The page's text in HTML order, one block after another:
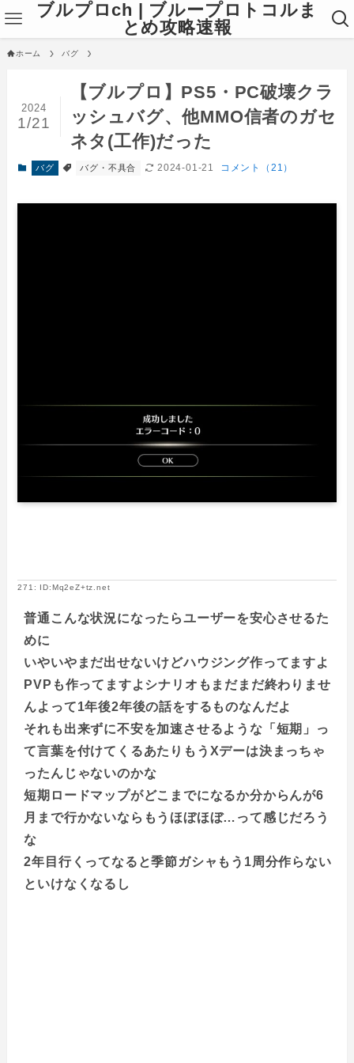
ブルプロch | ブループロトコルま
とめ攻略速報
ホーム バグ
【ブルプロ】PS5・PC破壊クラ
ッシュバグ、他MMO信者のガセ
ネタ(工作)だった
2024
1/21
バグ バグ・不具合 2024-01-21 コメント（21）
271: ID:Mq2eZ+tz.net
普通こんな状況になったらユーザーを安心させるた
めに
いやいやまだ出せないけどハウジング作ってますよ
PVPも作ってますよシナリオもまだまだ終わりませ
んよって1年後2年後の話をするものなんだよ
それも出来ずに不安を加速させるような「短期」っ
て言葉を付けてくるあたりもうXデーは決まっちゃ
ったんじゃないのかな
短期ロードマップがどこまでになるか分からんが6
月まで行かないならもうほぼほぼ…って感じだろう
な
2年目行くってなると季節ガシャもう1周分作らない
といけなくなるし